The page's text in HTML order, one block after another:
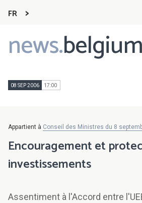
FR
news.belgium
Main
navigation
08 SEP 2006 17:00
Appartient à Conseil des Ministres du 8
Encouragement et
investissements
Assentiment à l'Accord entre